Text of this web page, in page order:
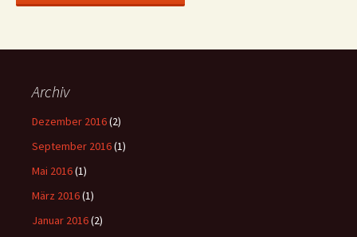
Archiv
Dezember 2016(2)
September 2016(1)
Mai 2016(1)
März 2016(1)
Januar 2016(2)